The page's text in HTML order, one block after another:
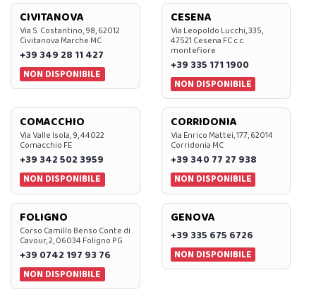
CIVITANOVA
Via S. Costantino, 98, 62012
Civitanova Marche MC
+39 349 28 11 427
NON DISPONIBILE
CESENA
Via Leopoldo Lucchi, 335,
47521 Cesena FC c.c.
montefiore
+39 335 171 1900
NON DISPONIBILE
COMACCHIO
Via Valle Isola, 9, 44022
Comacchio FE
+39 342 502 3959
NON DISPONIBILE
CORRIDONIA
Via Enrico Mattei, 177, 62014
Corridonia MC
+39 340 77 27 938
NON DISPONIBILE
FOLIGNO
Corso Camillo Benso Conte di
Cavour, 2, 06034 Foligno PG
+39 0742 197 93 76
NON DISPONIBILE
GENOVA
+39 335 675 6726
NON DISPONIBILE